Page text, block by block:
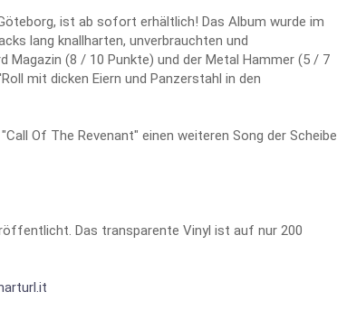
ist ab sofort erhältlich! Das Album wurde im
lang knallharten, unverbrauchten und
Magazin (8 / 10 Punkte) und der Metal Hammer (5 / 7
mit dicken Eiern und Panzerstahl in den
Of The Revenant" einen weiteren Song der Scheibe
Das transparente Vinyl ist auf nur 200